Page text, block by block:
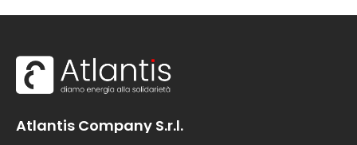
Atlantis Company S.r.l.